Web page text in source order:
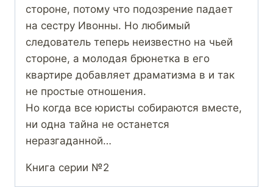
стороне, потому что подозрение падает
на сестру Ивонны. Но любимый
следователь теперь неизвестно на чьей
стороне, а молодая брюнетка в его
квартире добавляет драматизма в и так
не простые отношения.
Но когда все юристы собираются вместе,
ни одна тайна не останется
неразгаданной…
Книга серии №2